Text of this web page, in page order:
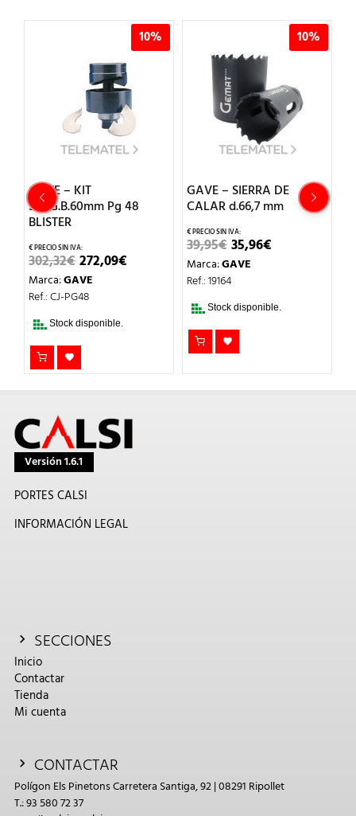
10%
GAVE – KIT
SLUG.B.60mm Pg 48
BLISTER
302,32€EL
PRECIO
ORIGINAL
ERA:
272,09€
Marca:GAVE
Ref.: CJ-PG48
Stock disponible.
10%
GAVE – SIERRA DE
CALAR d.66,7 mm
39,95€EL
PRECIO
ORIGINAL
ERA:
35,96€
Marca:GAVE
Ref.: 19164
Stock disponible.
Versión 1.6.1
PORTES CALSI
INFORMACIÓN LEGAL
SECCIONES
Inicio
Contactar
Tienda
Mi cuenta
CONTACTAR
Polígon Els Pinetons Carretera Santiga, 92 | 08291 Ripollet
T.: 93 580 72 37